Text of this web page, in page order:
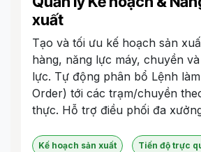
xuất
Tạo và tối ưu kế hoạch sản
hàng, năng lực máy, chuyền
lực. Tự động phân bổ Lệnh
Order) tới các trạm/chuyền
thực. Hỗ trợ điều phối đa
Kế hoạch sản xuất Tiến độ trực